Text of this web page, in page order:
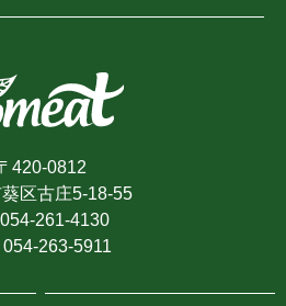
420-0812
区古庄5-18-55
261-4130
054-263-5911